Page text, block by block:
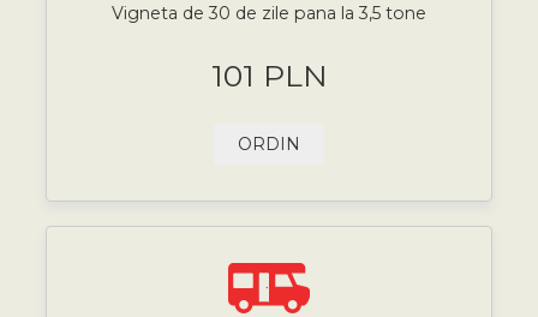
Vigneta de 30 de zile pana la 3,5 tone
101 PLN
ORDIN